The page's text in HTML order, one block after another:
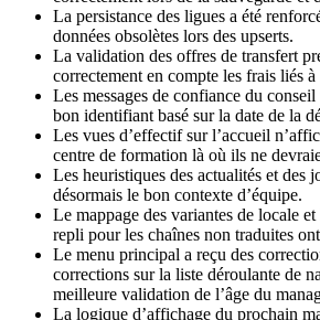
La persistance des ligues a été
données obsolètes lors des upserts.
La validation des offres de transfert
correctement en compte les frais liés à
Les messages de confiance du
bon identifiant basé sur la date de la
Les vues d’effectif sur l’accueil
centre de formation là où ils ne
Les heuristiques des actualités et des
désormais le bon contexte d’équipe.
Le mappage des variantes de locale
repli pour les chaînes non traduites
Le menu principal a reçu des
corrections sur la liste déroulante de
meilleure validation de l’âge du
La logique d’affichage du prochain